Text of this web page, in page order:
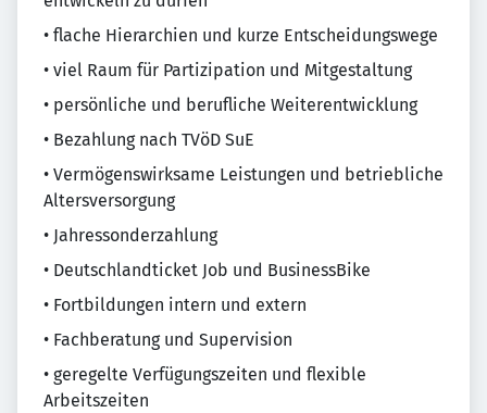
• flache Hierarchien und kurze Entscheidungswege
• viel Raum für Partizipation und Mitgestaltung
• persönliche und berufliche Weiterentwicklung
• Bezahlung nach TVöD SuE
• Vermögenswirksame Leistungen und betriebliche
Altersversorgung
• Jahressonderzahlung
• Deutschlandticket Job und BusinessBike
• Fortbildungen intern und extern
• Fachberatung und Supervision
• geregelte Verfügungszeiten und flexible
Arbeitszeiten